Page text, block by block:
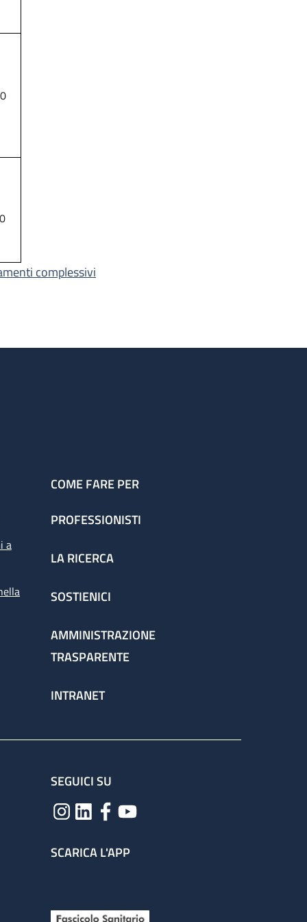
complessivi
a
COME FARE PER
PROFESSIONISTI
LA RICERCA
SOSTIENICI
AMMINISTRAZIONE
TRASPARENTE
INTRANET
SEGUICI SU
SCARICA L'APP